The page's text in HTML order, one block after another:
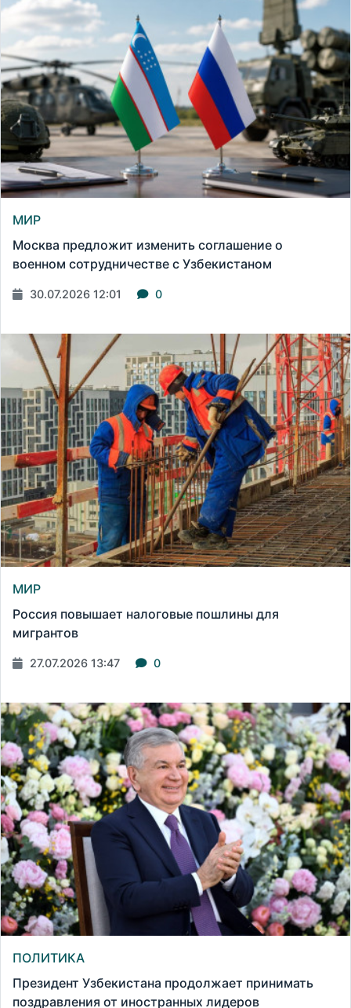
МИР
Москва предложит изменить соглашение о
военном сотрудничестве с Узбекистаном
30.07.2026 12:01 0
МИР
Россия повышает налоговые пошлины для
мигрантов
27.07.2026 13:47 0
ПОЛИТИКА
Президент Узбекистана продолжает принимать
поздравления от иностранных лидеров